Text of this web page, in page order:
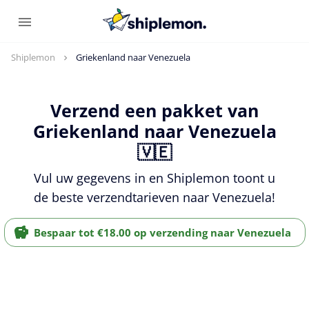
Shiplemon Griekenland naar Venezuela
Verzend een pakket van
Griekenland naar Venezuela
🇻🇪
Vul uw gegevens in en Shiplemon toont u
de beste verzendtarieven naar Venezuela!
Bespaar tot €18.00 op verzending naar Venezuela